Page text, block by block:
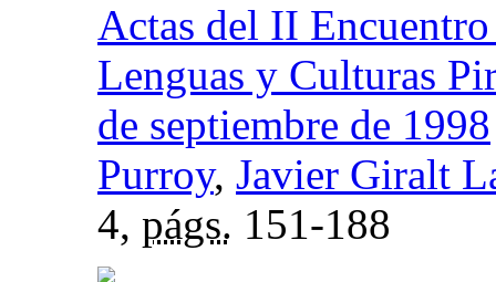
Actas del II
Lenguas y Culturas
de septiembre de 1998
Purroy, Javier Giralt
4, págs. 151-188